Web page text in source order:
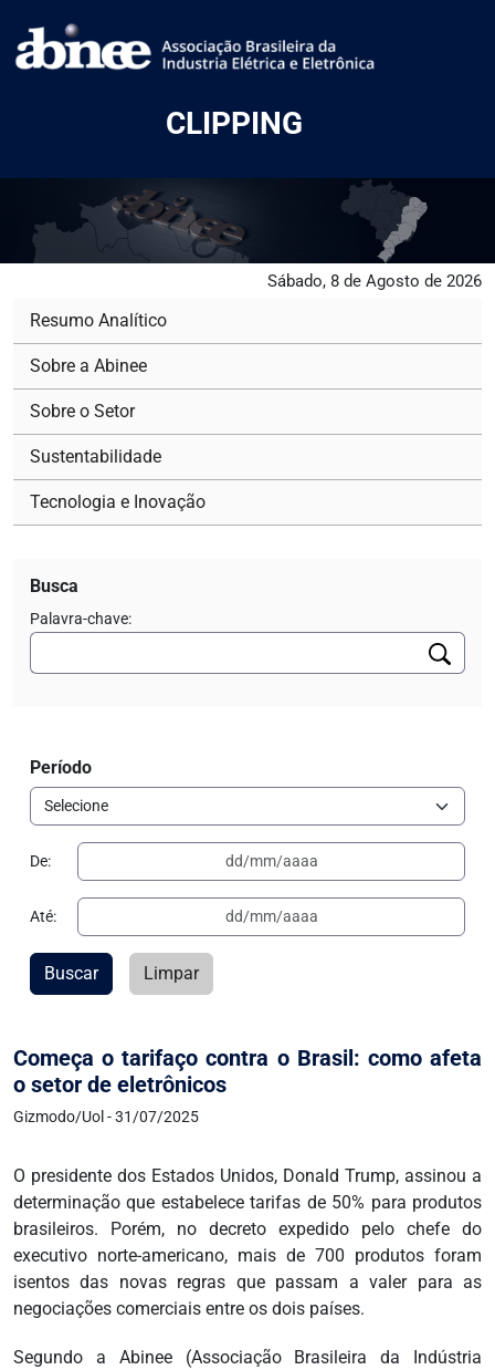
CLIPPING
Sábado, 8 de Agosto de 2026
Começa o tarifaço contra o Brasil: como afeta
o setor de eletrônicos
Gizmodo/Uol - 31/07/2025
O presidente dos Estados Unidos, Donald Trump, assinou a
determinação que estabelece tarifas de 50% para produtos
brasileiros. Porém, no decreto expedido pelo chefe do
executivo norte-americano, mais de 700 produtos foram
isentos das novas regras que passam a valer para as
negociações comerciais entre os dois países.
Segundo a Abinee (Associação Brasileira da Indústria
Resumo Analítico
Sobre a Abinee
Sobre o Setor
Sustentabilidade
Tecnologia e Inovação
Busca
Palavra-chave:
Período
De:
Até:
Buscar Limpar